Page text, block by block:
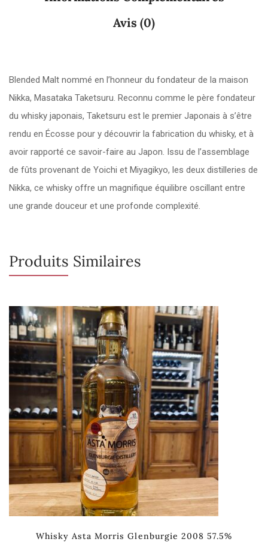
Avis (0)
Blended Malt nommé en l’honneur du fondateur de la maison
Nikka, Masataka Taketsuru. Reconnu comme le père fondateur
du whisky japonais, Taketsuru est le premier Japonais à s’être
rendu en Écosse pour y découvrir la fabrication du whisky, et à
avoir rapporté ce savoir-faire au Japon. Issu de l’assemblage
de fûts provenant de Yoichi et Miyagikyo, les deux distilleries de
Nikka, ce whisky offre un magnifique équilibre oscillant entre
une grande douceur et une profonde complexité.
Produits Similaires
Whisky Asta Morris Glenburgie 2008 57.5%